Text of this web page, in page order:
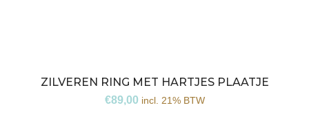
ZILVEREN RING MET HARTJES PLAATJE
€89,00 incl. 21% BTW